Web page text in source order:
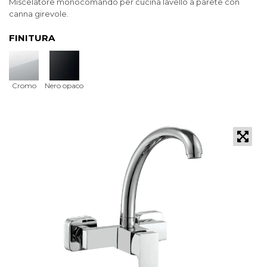
canna girevole.
FINITURA
Cromo Nero opaco